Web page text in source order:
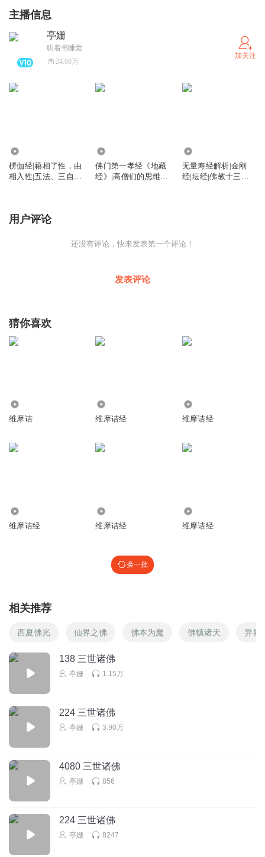
主播信息
亭姗
听着书睡觉
24.86万
加关注
楞伽经|藉相了性，由
相入性|五法、三自
佛门第一孝经《地藏
经》|高僧们的思维智
无量寿经解析|金刚
经|坛经|佛教十三经|
用户评论
还没有评论，快来发表第一个评论！
发表评论
猜你喜欢
维摩诘 维摩诘经 维摩诘经
维摩诘经 维摩诘经 维摩诘经
换一批
相关推荐
西夏佛光 仙界之佛 佛本为魔 佛镇诸天 异界
138 三世诸佛
亭姗 1.15万
224 三世诸佛
亭姗 3.90万
4080 三世诸佛
亭姗 856
224 三世诸佛
亭姗 8247